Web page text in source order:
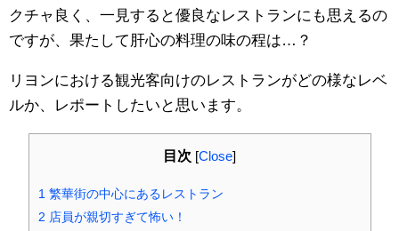
クチャ良く、一見すると優良なレストランにも思えるの
ですが、果たして肝心の料理の味の程は…？
リヨンにおける観光客向けのレストランがどの様なレベ
ルか、レポートしたいと思います。
目次 [Close]
1 繁華街の中心にあるレストラン
2 店員が親切すぎて怖い！